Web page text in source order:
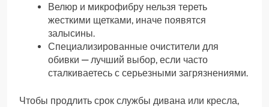
Велюр и микрофибру нельзя тереть
жесткими щетками, иначе появятся
залысины.
Специализированные очистители для
обивки — лучший выбор, если часто
сталкиваетесь с серьезными загрязнениями.
Чтобы продлить срок службы дивана или кресла,